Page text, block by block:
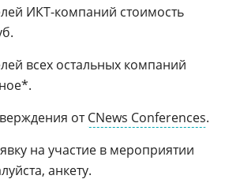
ИКТ-компаний стоимость
всех остальных компаний
отCNews Conferences.
на участие в мероприятии
анкету.